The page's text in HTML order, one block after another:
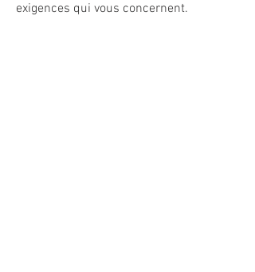
exigences qui vous concernent.